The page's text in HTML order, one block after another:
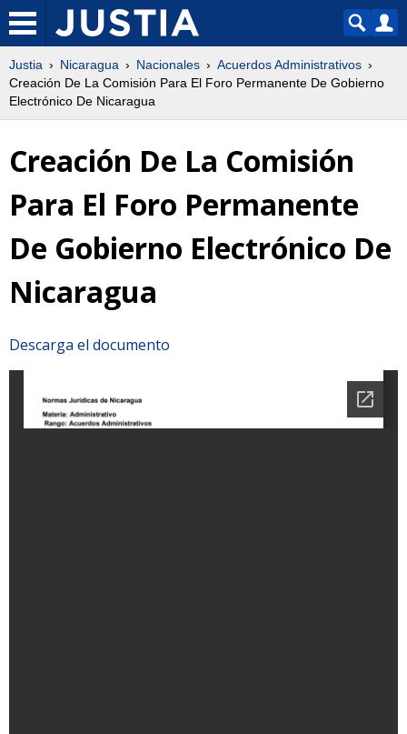
Justia Nicaragua Nacionales
Acuerdos Administrativos
Creación De La Comisión Para El Foro Permanente De Gobierno
Electrónico De Nicaragua
Creación De La Comisión
Para El Foro Permanente
De Gobierno Electrónico De
Nicaragua
Descarga el documento